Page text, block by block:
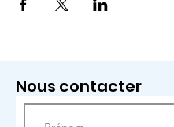
Nous contacter